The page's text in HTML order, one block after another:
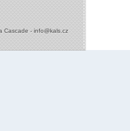
Cascade -info@kals.cz